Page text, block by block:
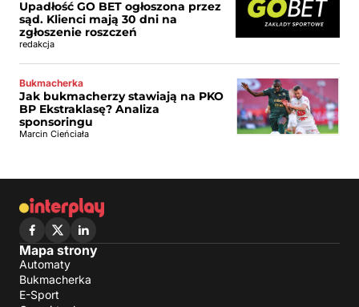
Upadłość GO BET ogłoszona przez
sąd. Klienci mają 30 dni na
zgłoszenie roszczeń
redakcja
Bukmacherka
Jak bukmacherzy stawiają na PKO
BP Ekstraklasę? Analiza
sponsoringu
Marcin Cieńciała
Mapa strony
Automaty
Bukmacherka
E-Sport